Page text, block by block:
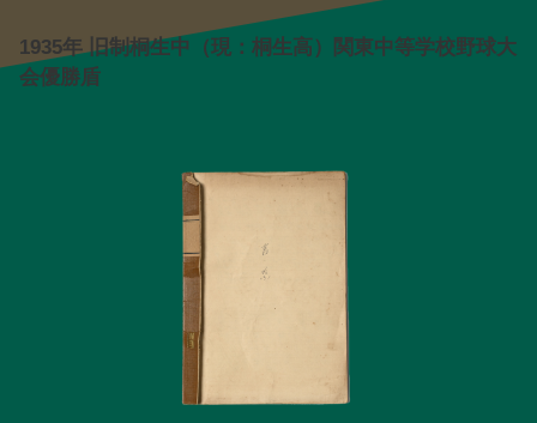
1935年 旧制桐生中（現：桐生高）関東中等学校野球大
会優勝盾